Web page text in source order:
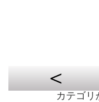
カテゴリ